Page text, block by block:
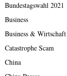
Bundestagswahl 2021
Business
Business & Wirtschaft
Catastrophe Scam
China